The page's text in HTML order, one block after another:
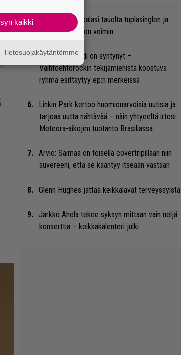
Blind Channel palasi tauolta tuplasinglen ja
näyttävän videon voimin
Uusi superbändi on syntynyt –
Vaihtoehtorockin tekijämiehistä koostuva
ryhmä esittäytyy ep:n merkeissä
Linkin Park kertoo huomionarvoisia uutisia ja
tarjoaa uutta nähtävää – näin yhtyeeltä irtosi
Meteora-aikojen tuotanto Brasiliassa
Arvio: Saimaa on toisella covertripillään niin
suvereeni, että se kääntyy itseään vastaan
Glenn Hughes jättää keikkalavat terveyssyistä
Jarkko Ahola tekee syksyn mittaan vain neljä
konserttia – keikkakalenteri julki
kaikki
Tietosuojakäytäntömme